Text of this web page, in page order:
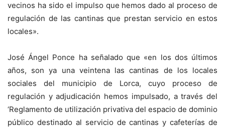
vecinos ha sido el impulso que hemos dado al proceso de
regulación de las cantinas que prestan servicio en estos
locales».
José Ángel Ponce ha señalado que «en los dos últimos
años, son ya una veintena las cantinas de los locales
sociales del municipio de Lorca, cuyo proceso de
regulación y adjudicación hemos impulsado, a través del
‘Reglamento de utilización privativa del espacio de dominio
público destinado al servicio de cantinas y cafeterías de